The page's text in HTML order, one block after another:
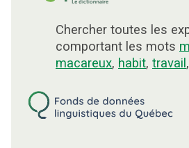
Chercher toutes les
comportant les mots
macareux, habit, travail ,